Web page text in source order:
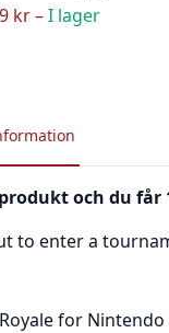
kr –I lager
och du
to enter a
for